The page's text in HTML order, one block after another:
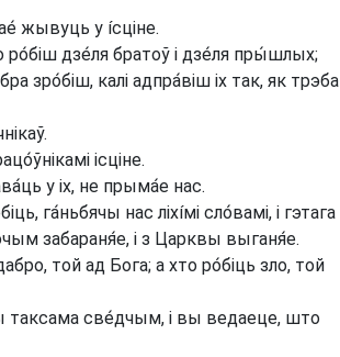
жывуць у íсціне.
дзе́ля братоў і дзе́ля пры́шлых;
калі адпра́віш іх так, як трэба
ісціне.
у іх, не прыма́е нас.
га́ньбячы нас ліхíмі сло́вамі, і гэтага
забараня́е, і з Царквы выганя́е.
той ад Бога; а хто ро́біць зло, той
таксама све́дчым, і вы ведаеце, што